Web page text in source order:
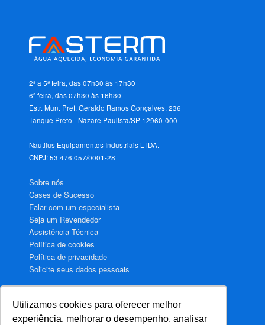
Utilizamos cookies para oferecer melhor
experiência, melhorar o desempenho, analisar
2ª a 5ª feira, das 07h30 às 17h30
6ª feira, das 07h30 às 16h30
Estr. Mun. Pref. Geraldo Ramos Gonçalves, 236
Tanque Preto - Nazaré Paulista/SP 12960-000
Nautilus Equipamentos Industriais LTDA.
CNPJ: 53.476.057/0001-28
Sobre nós
Cases de Sucesso
Falar com um especialista
Seja um Revendedor
Assistência Técnica
Política de cookies
Política de privacidade
Solicite seus dados pessoais
Aquecimento de água para Hotéis